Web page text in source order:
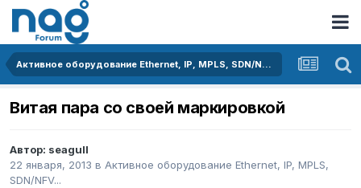
Активное оборудование Ethernet, IP, MPLS, SDN/NFV...
Витая пара со своей маркировкой
Автор: seagull
22 января, 2013 в Активное оборудование Ethernet, IP, MPLS,
SDN/NFV...